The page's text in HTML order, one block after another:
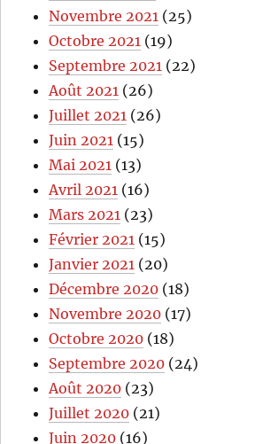
Novembre 2021 (25)
Octobre 2021 (19)
Septembre 2021 (22)
Août 2021 (26)
Juillet 2021 (26)
Juin 2021 (15)
Mai 2021 (13)
Avril 2021 (16)
Mars 2021 (23)
Février 2021 (15)
Janvier 2021 (20)
Décembre 2020 (18)
Novembre 2020 (17)
Octobre 2020 (18)
Septembre 2020 (24)
Août 2020 (23)
Juillet 2020 (21)
Juin 2020 (16)